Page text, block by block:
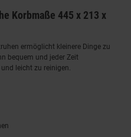
Korbmaße 445 x 213 x
ermöglicht kleinere Dinge zu
bequem und jeder Zeit
leicht zu reinigen.